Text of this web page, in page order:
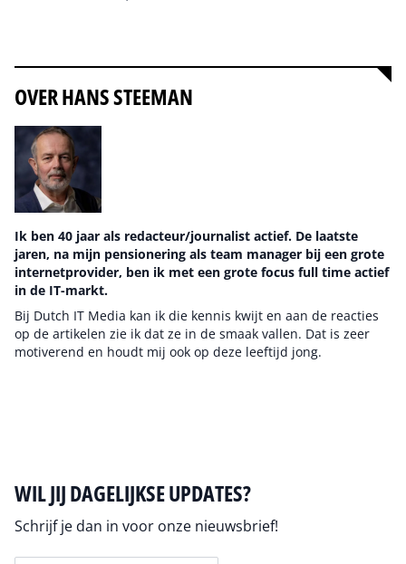
OVER HANS STEEMAN
Ik ben 40 jaar als redacteur/journalist actief. De laatste
jaren, na mijn pensionering als team manager bij een grote
internetprovider, ben ik met een grote focus full time actief
in de IT-markt.
Bij Dutch IT Media kan ik die kennis kwijt en aan de reacties
op de artikelen zie ik dat ze in de smaak vallen. Dat is zeer
motiverend en houdt mij ook op deze leeftijd jong.
WIL JIJ DAGELIJKSE UPDATES?
Schrijf je dan in voor onze nieuwsbrief!